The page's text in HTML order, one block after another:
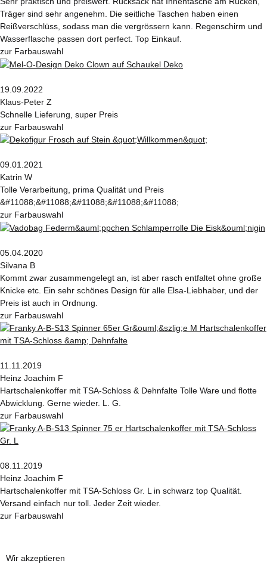
Träger sind sehr angenehm. Die seitliche Taschen haben einen
Reißverschlüss, sodass man die vergrössern kann. Regenschirm und
Wasserflasche passen dort perfect. Top Einkauf.
zur Farbauswahl
19.09.2022
Klaus-Peter Z
Schnelle Lieferung, super Preis
zur Farbauswahl
09.01.2021
Katrin W
Tolle Verarbeitung, prima Qualität und Preis
&#11088;&#11088;&#11088;&#11088;&#11088;
zur Farbauswahl
05.04.2020
Silvana B
Kommt zwar zusammengelegt an, ist aber rasch entfaltet ohne große
Knicke etc. Ein sehr schönes Design für alle Elsa-Liebhaber, und der
Preis ist auch in Ordnung.
zur Farbauswahl
11.11.2019
Heinz Joachim F
Hartschalenkoffer mit TSA-Schloss & Dehnfalte Tolle Ware und flotte
Abwicklung. Gerne wieder. L. G.
zur Farbauswahl
08.11.2019
Heinz Joachim F
Hartschalenkoffer mit TSA-Schloss Gr. L in schwarz top Qualität.
Versand einfach nur toll. Jeder Zeit wieder.
zur Farbauswahl
Wir akzeptieren